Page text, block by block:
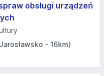
obsługi urządzeń
- 16km)